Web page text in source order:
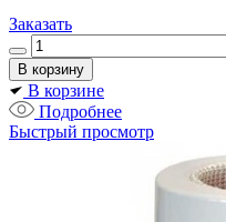
Заказать
В корзине
Подробнее
Быстрый просмотр